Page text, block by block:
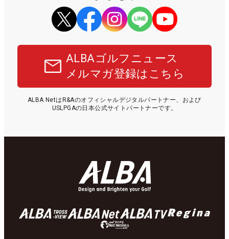
ALBAゴルフニュース
メルマガ登録はこちら
ALBA NetはR&Aのオフィシャルデジタルパートナー、および
USLPGAの日本公式サイトパートナーです。